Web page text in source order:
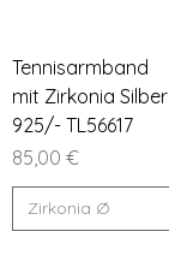
Tennisarmband
mit Zirkonia Silber
925/- TL56617
Preis
85,00 €